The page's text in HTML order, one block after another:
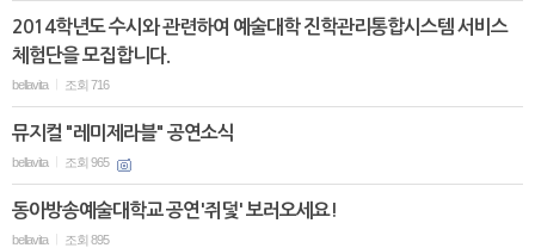
2014학년도 수시와 관련하여 예술대학 진학관리통합시스템 서비스
체험단을 모집합니다.
bellavita 조회 716
뮤지컬 "레미제라블" 공연소식
bellavita 조회 965
동아방송예술대학교 공연'쥐덫' 보러오세요!
bellavita 조회 895